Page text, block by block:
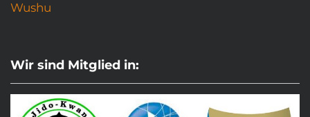
Wushu
Wir sind Mitglied in: